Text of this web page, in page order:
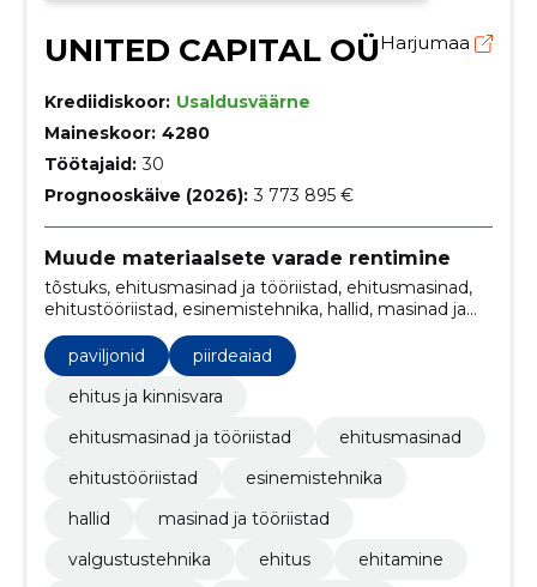
UNITED CAPITAL OÜHarjumaa
Krediidiskoor: Usaldusväärne
Maineskoor: 4280
Töötajaid: 30
Prognooskäive (2026): 3 773 895 €
Muude materiaalsete varade rentimine
tõstuks, ehitusmasinad ja tööriistad, ehitusmasinad,
ehitustööriistad, esinemistehnika, hallid, masinad ja
tööriistad, paviljonid, valgustustehnika, Moodul- ja
teisaldatavad ehitised
paviljonid
piirdeaiad
ehitus ja kinnisvara
ehitusmasinad ja tööriistad
ehitusmasinad
ehitustööriistad
esinemistehnika
hallid
masinad ja tööriistad
valgustustehnika
ehitus
ehitamine